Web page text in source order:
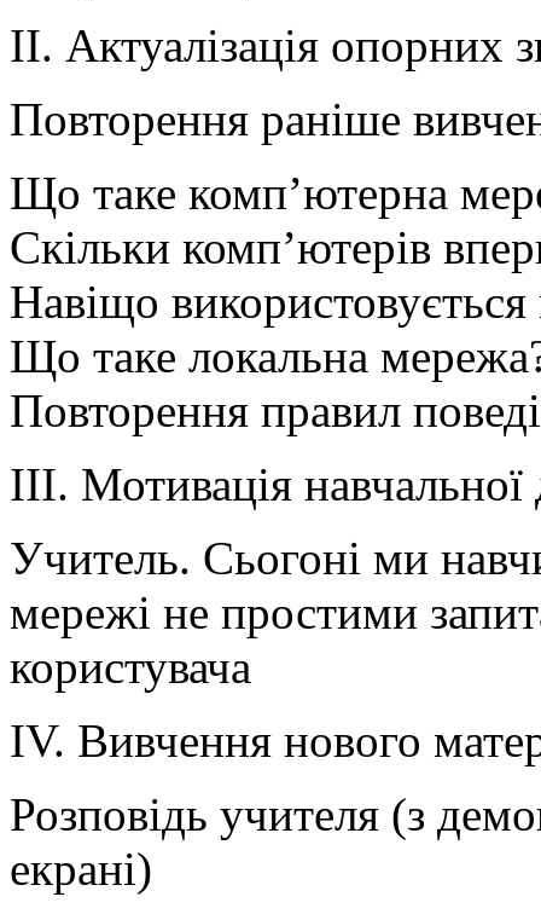
ІІ. Актуалізація опорних
Повторення раніше
Що таке комп’ютерна
Скільки комп’ютерів
Навіщо
Що таке локальна
Повторення правил
ІІІ. Мотивація навчальної
Учитель. Сьогоні ми
мережі не простими
користувача
IV. Вивчення нового
Розповідь учителя (з
екрані)